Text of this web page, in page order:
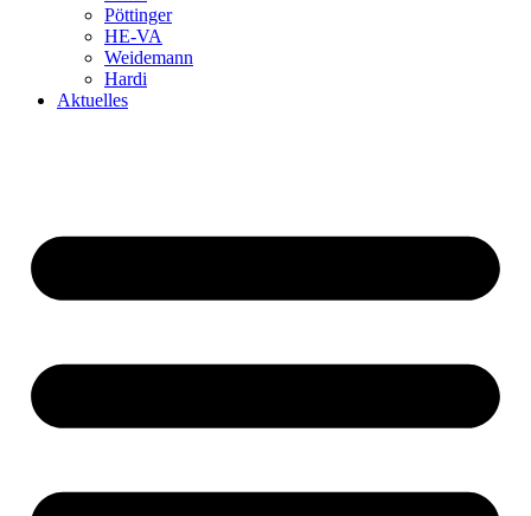
Pöttinger
HE-VA
Weidemann
Hardi
Aktuelles